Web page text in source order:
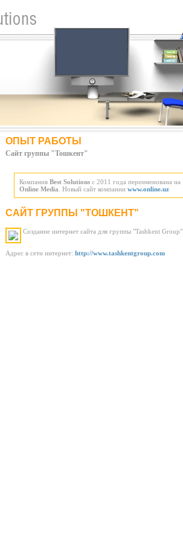
ОПЫТ РАБОТЫ
Сайт группы "Тошкент"
Компания Best Solutionsс 2011 года переименована на
Online Media . Новый сайт компании www.online.uz
САЙТ ГРУППЫ "ТОШКЕНТ"
Создание интернет сайта для группы "Tashkent Group".
Адрес в сети интернет: http://www.tashkentgroup.com